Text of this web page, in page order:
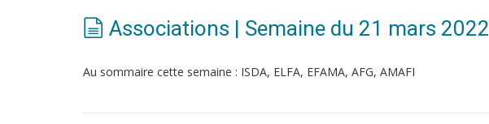
Associations | Semaine du 21 mars 2022
Au sommaire cette semaine : ISDA, ELFA, EFAMA, AFG, AMAFI